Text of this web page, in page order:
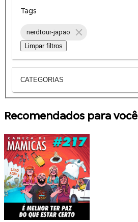
Tags
nerdtour-japao
Limpar filtros
CATEGORIAS
Recomendados para você